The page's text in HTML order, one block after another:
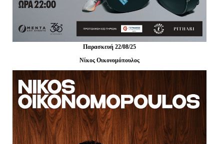
Παρασκευή 22/08/25
Νίκος Οικονομόπουλος